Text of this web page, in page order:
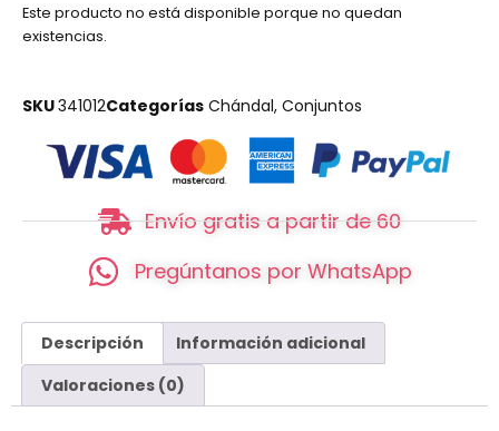
Este producto no está disponible porque no quedan
existencias.
SKU341012Categorías Chándal, Conjuntos
Envío gratis a partir de 60
Pregúntanos por WhatsApp
Descripción
Información adicional
Valoraciones (0)